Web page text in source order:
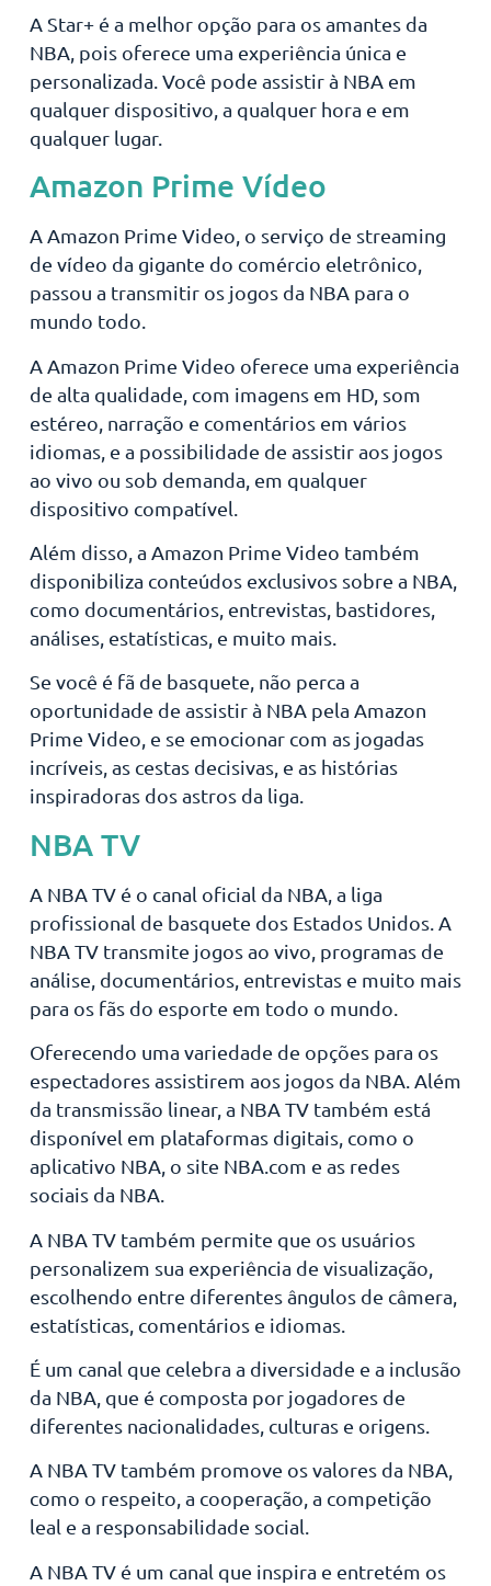
A Star+ é a melhor opção para os amantes da
NBA, pois oferece uma experiência única e
personalizada. Você pode assistir à NBA em
qualquer dispositivo, a qualquer hora e em
qualquer lugar.
Amazon Prime Vídeo
A Amazon Prime Video, o serviço de streaming
de vídeo da gigante do comércio eletrônico,
passou a transmitir os jogos da NBA para o
mundo todo.
A Amazon Prime Video oferece uma experiência
de alta qualidade, com imagens em HD, som
estéreo, narração e comentários em vários
idiomas, e a possibilidade de assistir aos jogos
ao vivo ou sob demanda, em qualquer
dispositivo compatível.
Além disso, a Amazon Prime Video também
disponibiliza conteúdos exclusivos sobre a NBA,
como documentários, entrevistas, bastidores,
análises, estatísticas, e muito mais.
Se você é fã de basquete, não perca a
oportunidade de assistir à NBA pela Amazon
Prime Video, e se emocionar com as jogadas
incríveis, as cestas decisivas, e as histórias
inspiradoras dos astros da liga.
NBA TV
A NBA TV é o canal oficial da NBA, a liga
profissional de basquete dos Estados Unidos. A
NBA TV transmite jogos ao vivo, programas de
análise, documentários, entrevistas e muito mais
para os fãs do esporte em todo o mundo.
Oferecendo uma variedade de opções para os
espectadores assistirem aos jogos da NBA. Além
da transmissão linear, a NBA TV também está
disponível em plataformas digitais, como o
aplicativo NBA, o site NBA.com e as redes
sociais da NBA.
A NBA TV também permite que os usuários
personalizem sua experiência de visualização,
escolhendo entre diferentes ângulos de câmera,
estatísticas, comentários e idiomas.
É um canal que celebra a diversidade e a inclusão
da NBA, que é composta por jogadores de
diferentes nacionalidades, culturas e origens.
A NBA TV também promove os valores da NBA,
como o respeito, a cooperação, a competição
leal e a responsabilidade social.
A NBA TV é um canal que inspira e entretém os